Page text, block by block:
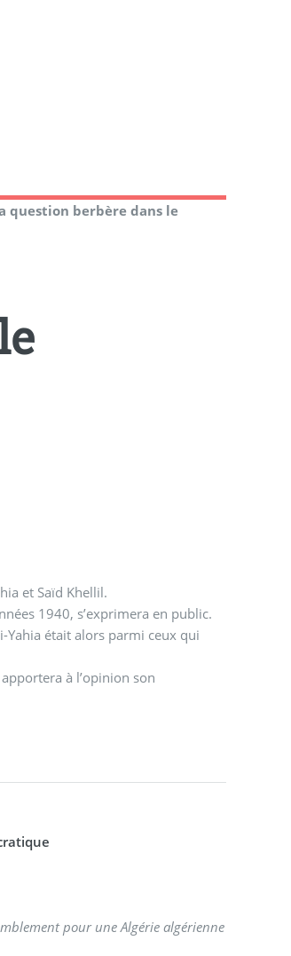
question berbère dans le
et Saïd Khellil.
1940, s’exprimera en public.
Yahia était alors parmi ceux qui
à l’opinion son
pour une Algérie algérienne